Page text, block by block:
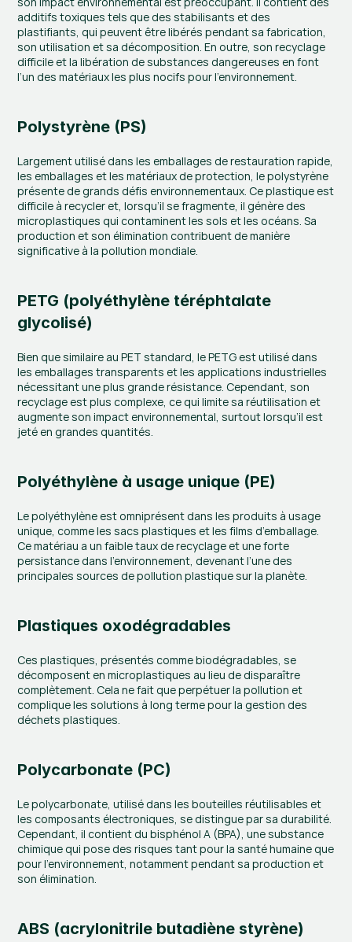
additifs toxiques tels que des stabilisants et des
plastifiants, qui peuvent être libérés pendant sa fabrication,
son utilisation et sa décomposition. En outre, son recyclage
difficile et la libération de substances dangereuses en font
l’un des matériaux les plus nocifs pour l’environnement.
Polystyrène (PS)
Largement utilisé dans les emballages de restauration rapide,
les emballages et les matériaux de protection, le polystyrène
présente de grands défis environnementaux. Ce plastique est
difficile à recycler et, lorsqu’il se fragmente, il génère des
microplastiques qui contaminent les sols et les océans. Sa
production et son élimination contribuent de manière
significative à la pollution mondiale.
PETG (polyéthylène téréphtalate
glycolisé)
Bien que similaire au PET standard, le PETG est utilisé dans
les emballages transparents et les applications industrielles
nécessitant une plus grande résistance. Cependant, son
recyclage est plus complexe, ce qui limite sa réutilisation et
augmente son impact environnemental, surtout lorsqu’il est
jeté en grandes quantités.
Polyéthylène à usage unique (PE)
Le polyéthylène est omniprésent dans les produits à usage
unique, comme les sacs plastiques et les films d’emballage.
Ce matériau a un faible taux de recyclage et une forte
persistance dans l’environnement, devenant l’une des
principales sources de pollution plastique sur la planète.
Plastiques oxodégradables
Ces plastiques, présentés comme biodégradables, se
décomposent en microplastiques au lieu de disparaître
complètement. Cela ne fait que perpétuer la pollution et
complique les solutions à long terme pour la gestion des
déchets plastiques.
Polycarbonate (PC)
Le polycarbonate, utilisé dans les bouteilles réutilisables et
les composants électroniques, se distingue par sa durabilité.
Cependant, il contient du bisphénol A (BPA), une substance
chimique qui pose des risques tant pour la santé humaine que
pour l’environnement, notamment pendant sa production et
son élimination.
ABS (acrylonitrile butadiène styrène)